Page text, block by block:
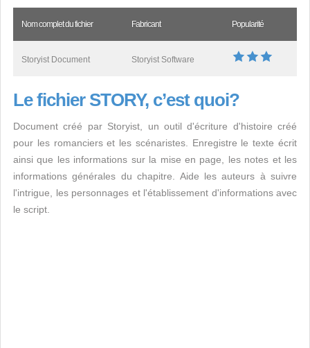
Nom complet du fichier Fabricant Popularité
Storyist Document Storyist Software
Le fichier STORY, c’est quoi?
Document créé par Storyist, un outil d'écriture d'histoire créé
pour les romanciers et les scénaristes. Enregistre le texte écrit
ainsi que les informations sur la mise en page, les notes et les
informations générales du chapitre. Aide les auteurs à suivre
l'intrigue, les personnages et l'établissement d'informations avec
le script.